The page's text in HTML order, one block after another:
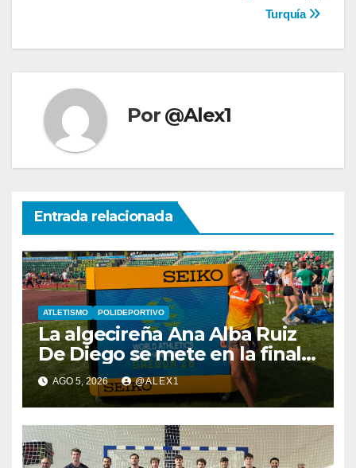
Turquía
Por @Alex1
Entrada relacionada
ATLETISMO POLIDEPORTIVO
La algecireña Ana Alba Ruiz
De Diego se mete en la final
del Mundial Sub-20 con el
Relevo Mixto de 4×400
AGO 5, 2026 @ALEX1